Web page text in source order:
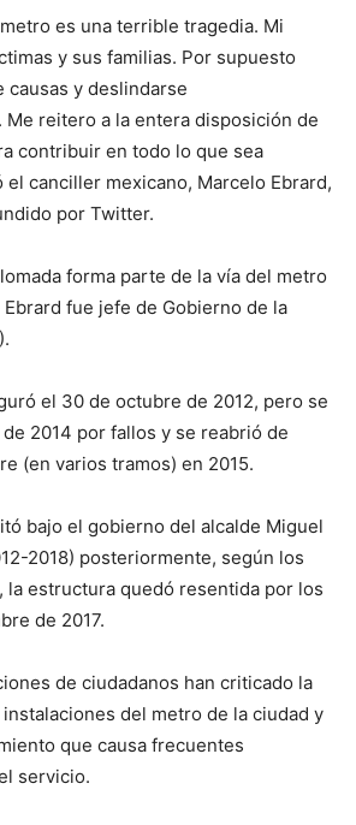
es una terrible tragedia. Mi
y sus familias. Por supuesto
y deslindarse
Me reitero a la entera disposición de
contribuir en todo lo que sea
el canciller mexicano, Marcelo Ebrard,
por Twitter.
forma parte de la vía del metro
fue jefe de Gobierno de la
el 30 de octubre de 2012, pero se
2014 por fallos y se reabrió de
(en varios tramos) en 2015.
bajo el gobierno del alcalde Miguel
2018) posteriormente, según los
la estructura quedó resentida por los
de 2017.
de ciudadanos han criticado la
del metro de la ciudad y
que causa frecuentes
servicio.